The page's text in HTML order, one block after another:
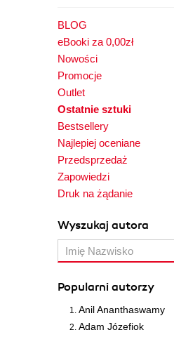
BLOG
eBooki za 0,00zł
Nowości
Promocje
Outlet
Ostatnie sztuki
Bestsellery
Najlepiej oceniane
Przedsprzedaż
Zapowiedzi
Druk na żądanie
Wyszukaj autora
Popularni autorzy
Anil Ananthaswamy
Adam Józefiok